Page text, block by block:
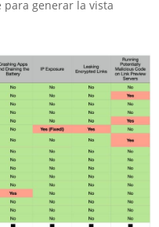
generar la vista